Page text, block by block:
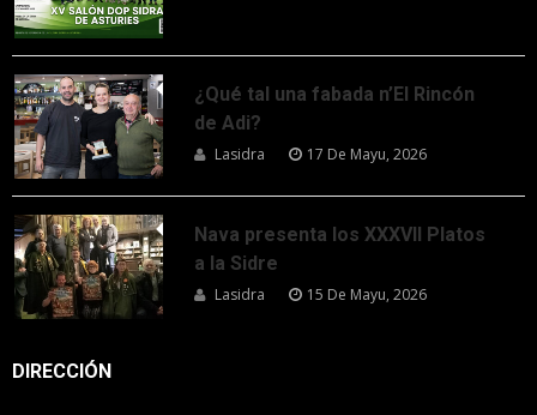
¿Qué tal una fabada n’El Rincón
de Adi?
Lasidra 17 De Mayu, 2026
Nava presenta los XXXVII Platos
a la Sidre
Lasidra 15 De Mayu, 2026
DIRECCIÓN